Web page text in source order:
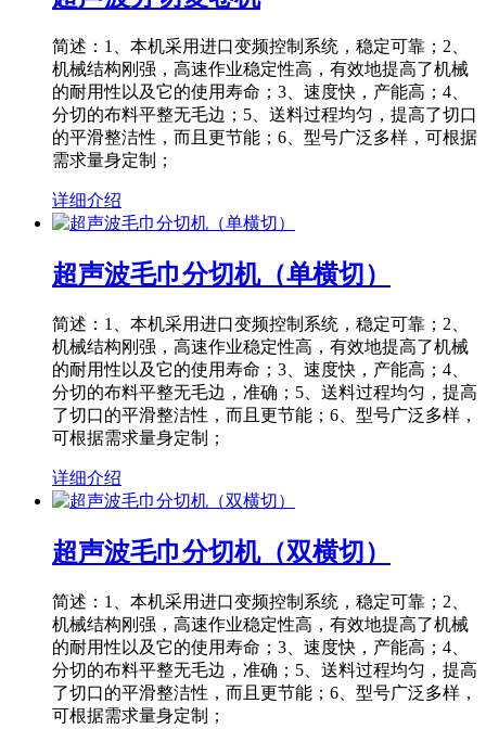
简述：1、本机采用进口变频控制系统，稳定可靠；2、
机械结构刚强，高速作业稳定性高，有效地提高了机械
的耐用性以及它的使用寿命；3、速度快，产能高；4、
分切的布料平整无毛边；5、送料过程均匀，提高了切口
的平滑整洁性，而且更节能；6、型号广泛多样，可根据
需求量身定制；
详细介绍
超声波毛巾分切机（单横切）
简述：1、本机采用进口变频控制系统，稳定可靠；2、
机械结构刚强，高速作业稳定性高，有效地提高了机械
的耐用性以及它的使用寿命；3、速度快，产能高；4、
分切的布料平整无毛边，准确；5、送料过程均匀，提高
了切口的平滑整洁性，而且更节能；6、型号广泛多样，
可根据需求量身定制；
详细介绍
超声波毛巾分切机（双横切）
简述：1、本机采用进口变频控制系统，稳定可靠；2、
机械结构刚强，高速作业稳定性高，有效地提高了机械
的耐用性以及它的使用寿命；3、速度快，产能高；4、
分切的布料平整无毛边，准确；5、送料过程均匀，提高
了切口的平滑整洁性，而且更节能；6、型号广泛多样，
可根据需求量身定制；